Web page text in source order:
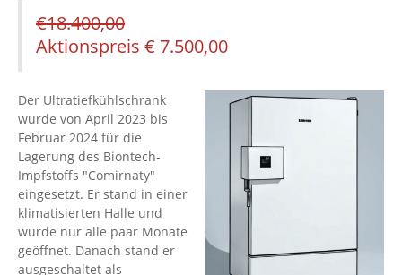
€18.400,00
Aktionspreis € 7.500,00
Der Ultratiefkühlschrank
wurde von April 2023 bis
Februar 2024 für die
Lagerung des Biontech-
Impfstoffs "Comirnaty"
eingesetzt. Er stand in einer
klimatisierten Halle und
wurde nur alle paar Monate
geöffnet. Danach stand er
ausgeschaltet als